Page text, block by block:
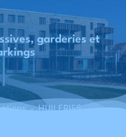
- HUILERIES - 59 logements passifs, crèche et parking - Forest (Bruxelles)
garderies et